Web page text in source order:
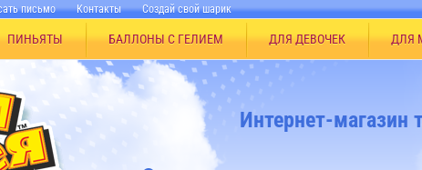
письмо Контакты Создай свой шарик
ПИНЬЯТЫ БАЛЛОНЫ С ГЕЛИЕМ ДЛЯ ДЕВОЧЕК ДЛЯ
Интернет-магазин